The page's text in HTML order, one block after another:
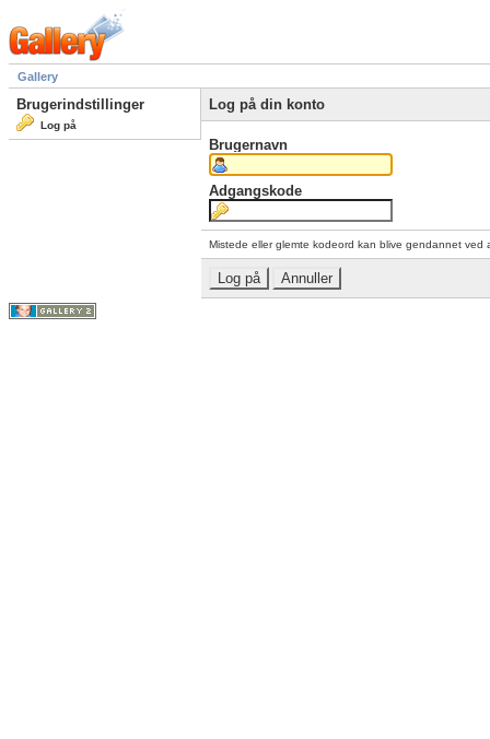
Gallery
Brugerindstillinger
Log på
Log på din konto
Brugernavn
Adgangskode
Mistede eller glemte kodeord kan blive gendannet ved